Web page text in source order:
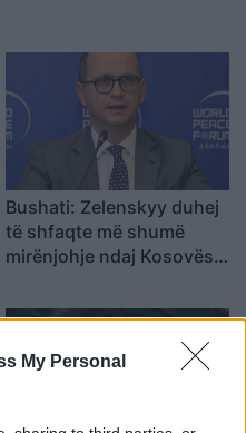
My Personal
Bushati: Zelenskyy duhej
të shfaqte më shumë
mirënjohje ndaj Kosovës